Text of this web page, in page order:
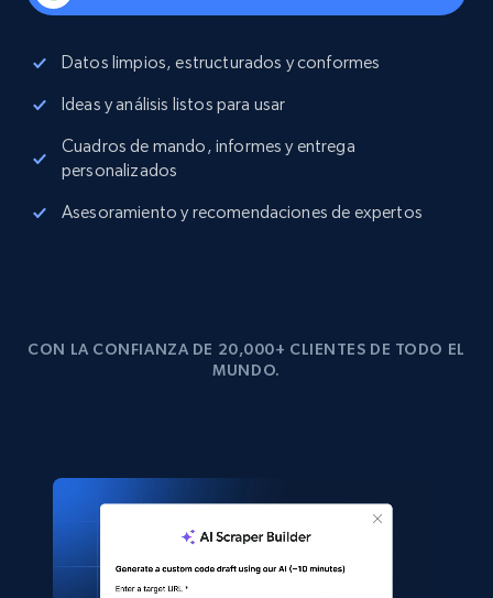
Datos limpios, estructurados y conformes
Ideas y análisis listos para usar
Cuadros de mando, informes y entrega
personalizados
Asesoramiento y recomendaciones de expertos
CON LA CONFIANZA DE 20,000+ CLIENTES DE TODO EL
MUNDO.